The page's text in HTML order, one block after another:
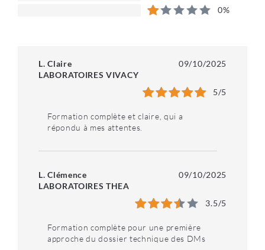
0%
L. Claire
LABORATOIRES VIVACY
09/10/2025
5/5
Formation complète et claire, qui a
répondu à mes attentes.
L. Clémence
LABORATOIRES THEA
09/10/2025
3.5/5
Formation complète pour une première
approche du dossier technique des DMs